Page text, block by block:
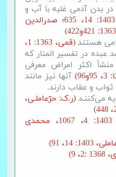
بدن آدمی غلبه با آب و
(ر.ک: مجلسی، 1403: 14، 635؛ صدرالدین
(قمی، 1363: 1،
در تفسیر المنار که
اکثر امراض معرفی
آنها نیز مانند
ثواب و عقاب دارند.
(ر.ک: حرّعاملـی،
(ر.ک: حرعاملی، 1403: 4، 1067، محمدی
14، 91)
9)